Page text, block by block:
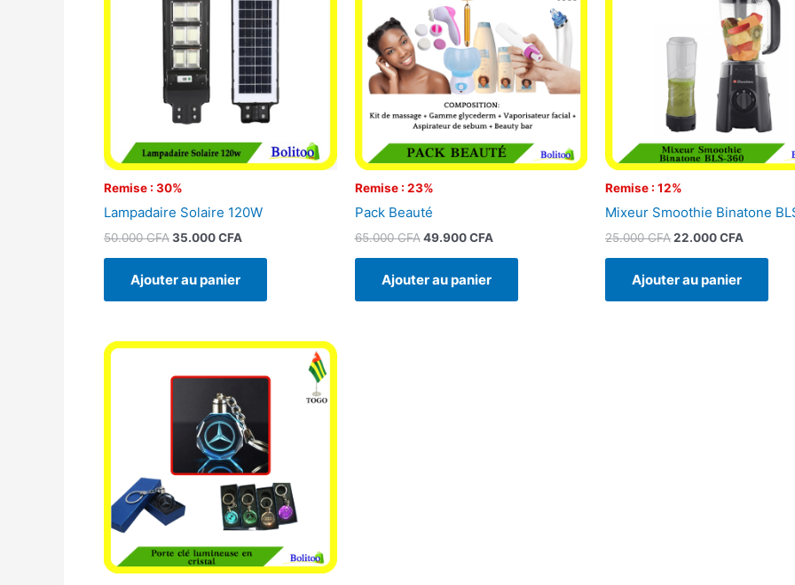
Remise : 30%
Lampadaire Solaire 120W
50.000CFA
50.000 CFA.
35.000CFA
35.000 CFA.
Ajouter au panier
Remise : 23%
Pack Beauté
65.000CFA
65.000 CFA.
49.900CFA
49.900 CFA.
Ajouter au panier
Remise : 12%
Mixeur Smoothie Binatone
25.000CFA
25.000 CFA.
22.000CFA
22.000
Ajouter au panier